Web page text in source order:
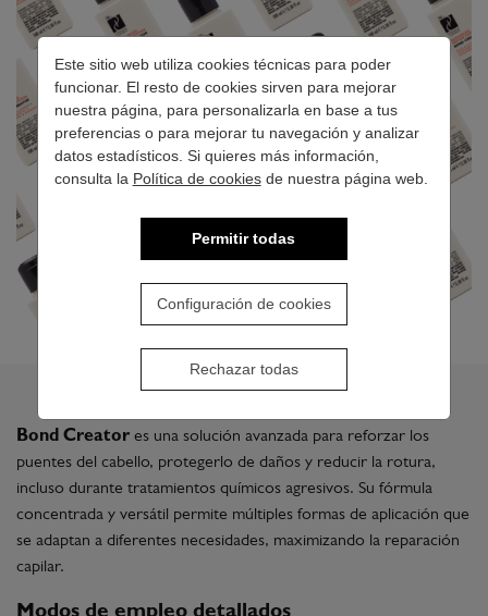
Este sitio web utiliza cookies técnicas para poder
funcionar. El resto de cookies sirven para mejorar
nuestra página, para personalizarla en base a tus
preferencias o para mejorar tu navegación y analizar
datos estadísticos. Si quieres más información,
consulta la Política de cookiesde nuestra página web.
Permitir todas
Configuración de cookies
Rechazar todas
Bond Creator es una solución avanzada para reforzar los
puentes del cabello, protegerlo de daños y reducir la rotura,
incluso durante tratamientos químicos agresivos. Su fórmula
concentrada y versátil permite múltiples formas de aplicación que
se adaptan a diferentes necesidades, maximizando la reparación
capilar.